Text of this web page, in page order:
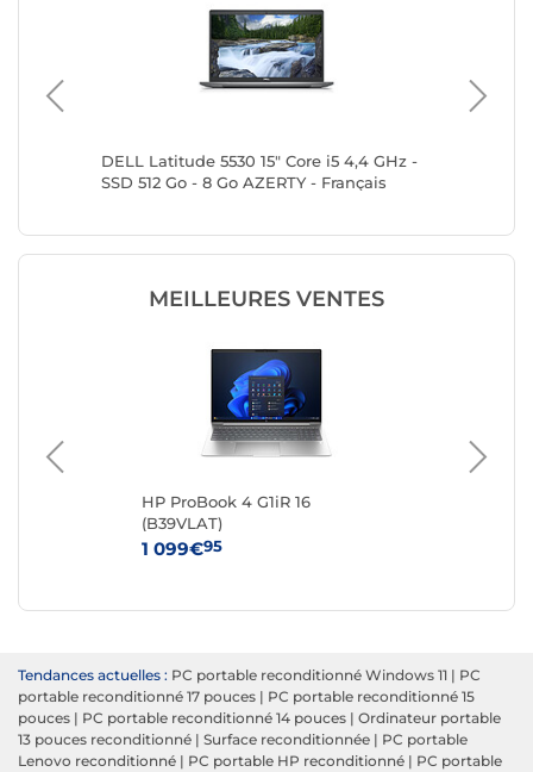
DELL Latitude 5530 15" Core i5 4,4 GHz -
SSD 512 Go - 8 Go AZERTY - Français
MEILLEURES VENTES
HP ProBook 4 G1iR 16
(B39VLAT)
1 099€95
Tendances actuelles : PC portable reconditionné Windows 11 | PC
portable reconditionné 17 pouces | PC portable reconditionné 15
pouces | PC portable reconditionné 14 pouces | Ordinateur portable
13 pouces reconditionné | Surface reconditionnée | PC portable
Lenovo reconditionné | PC portable HP reconditionné | PC portable